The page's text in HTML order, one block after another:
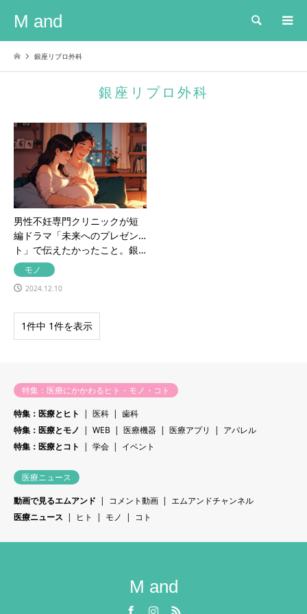
M and 検索
銀座リプロ外科
銀座リプロ外科
男性不妊専門クリニックが短
編ドラマ「未来へのプレゼン
ト」で伝えたかったこと。銀…
モノ
2024.12.10
1件中 1件を表示
特集：医療にかかわるヒト・モノ・コト
特集：医療とヒト
医科
歯科
特集：医療とモノ
WEB 医療機器 医療アプリ
アパレル
特集：医療とコト
学会 イベント
医療ニュース
動画で見るエムアンド
コメント動画
エムアンドチャンネル
医療ニュース
ヒト モノ コト
M and